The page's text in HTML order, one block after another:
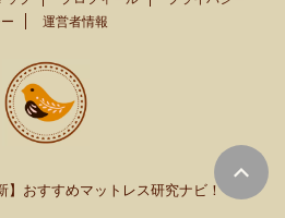
運営者情報
おすすめマットレス研究ナビ！